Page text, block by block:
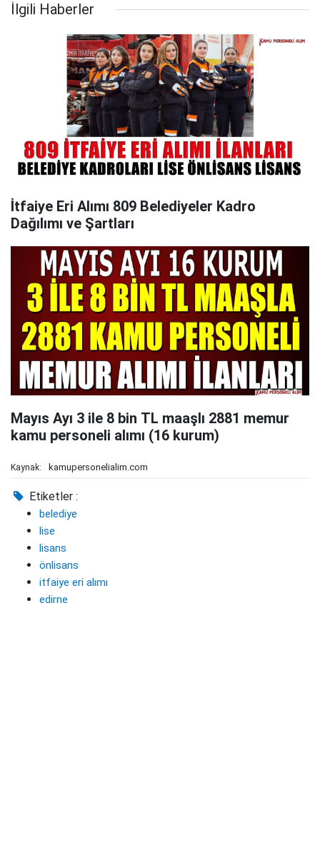
İlgili Haberler
İtfaiye Eri Alımı 809 Belediyeler Kadro
Dağılımı ve Şartları
Mayıs Ayı 3 ile 8 bin TL maaşlı 2881 memur
kamu personeli alımı (16 kurum)
Kaynak: kamupersonelialim.com
Etiketler :
belediye
lise
lisans
önlisans
itfaiye eri alımı
edirne